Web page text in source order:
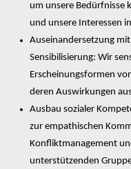
um unsere Bedürfnisse
und unsere Interessen
Auseinandersetzung
Sensibilisierung: Wir
Erscheinungsformen
deren Auswirkungen
Ausbau sozialer
zur empathischen
Konfliktmanagement
unterstützenden